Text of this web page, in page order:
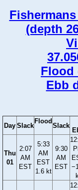
(depth
Flood
Ebb
Day Slack
Flood
Slack
Thu
01
2:07
AM
EST
5:33
AM
EST
1.6 kt
9:30
AM
EST